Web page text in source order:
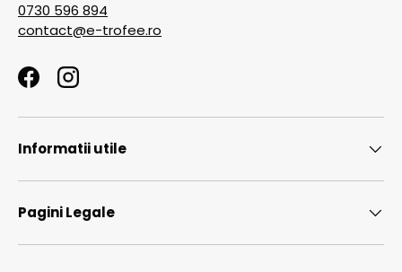
0730 596 894
contact@e-trofee.ro
FacebookInstagram
Informatii utile
Pagini Legale